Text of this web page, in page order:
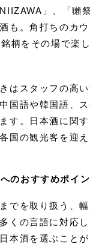
NIIZAWA」、「
も。角打ちのカ
柄をその場で楽
はスタッフの高
国語や韓国語、
す。日本酒に関
国の観光客を迎
のおすすめポイン
でを取り扱う、
くの言語に対応
本酒を選ぶこと